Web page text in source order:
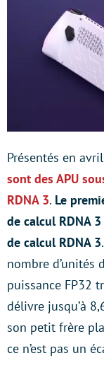
Présentés en
sont des APU
RDNA 3. Le
de calcul RDNA
de calcul RDNA 3
nombre d’unités
puissance FP32
délivre jusqu’à
son petit frère
ce n’est pas un